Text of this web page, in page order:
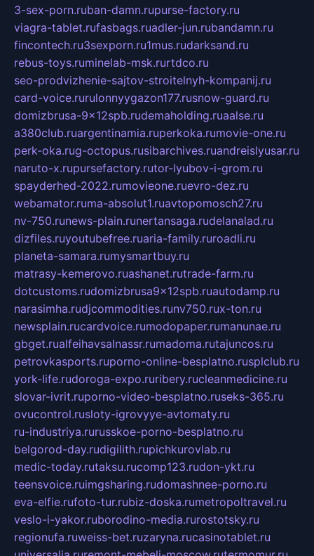
3-sex-porn.ruban-damn.rupurse-factory.ru
viagra-tablet.rufasbags.ruadler-jun.rubandamn.ru
fincontech.ru3sexporn.ru1mus.rudarksand.ru
rebus-toys.ruminelab-msk.rurtdco.ru
seo-prodvizhenie-sajtov-stroitelnyh-kompanij.ru
card-voice.rurulonnyygazon177.rusnow-guard.ru
domizbrusa-9x12spb.rudemaholding.ruaalse.ru
a380club.ruargentinamia.ruperkoka.rumovie-one.ru
perk-oka.rug-octopus.rusibarchives.ruandreislyusar.ru
naruto-x.rupursefactory.rutor-lyubov-i-grom.ru
spayderhed-2022.rumovieone.ruevro-dez.ru
webamator.ruma-absolut1.ruavtopomosch27.ru
nv-750.runews-plain.runertansaga.rudelanalad.ru
dizfiles.ruyoutubefree.ruaria-family.ruroadli.ru
planeta-samara.rumysmartbuy.ru
matrasy-kemerovo.ruashanet.rutrade-farm.ru
dotcustoms.rudomizbrusa9x12spb.ruautodamp.ru
narasimha.rudjcommodities.runv750.rux-ton.ru
newsplain.rucardvoice.rumodopaper.rumanunae.ru
gbget.rualfeihavsalnassr.rumadoma.rutajuncos.ru
petrovkasports.ruporno-online-besplatno.rusplclub.ru
york-life.rudoroga-expo.ruribery.rucleanmedicine.ru
slovar-ivrit.ruporno-video-besplatno.ruseks-365.ru
ovucontrol.rusloty-igrovyye-avtomaty.ru
ru-industriya.rurusskoe-porno-besplatno.ru
belgorod-day.rudigilith.rupichkurovlab.ru
medic-today.rutaksu.rucomp123.rudon-ykt.ru
teensvoice.ruimgsharing.rudomashnee-porno.ru
eva-elfie.rufoto-tur.rubiz-doska.rumetropoltravel.ru
veslo-i-yakor.ruborodino-media.rurostotsky.ru
regionufa.ruweiss-bet.ruzaryna.rucasinotablet.ru